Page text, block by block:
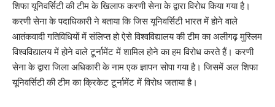
शिफा यूनिवर्सिटी की टीम के खिलाफ करणी सेना के द्वारा विरोध किया गया है।
करणी सेना के पदाधिकारी ने बताया कि जिस यूनिवर्सिटी भारत में होने वाले
आतंकवादी गतिविधियों में संलिप्त हो ऐसे विश्वविद्यालय की टीम का अलीगढ़ मुस्लिम
विश्वविद्यालय में होने वाले टूर्नामेंट में शामिल होने का हम विरोध करते हैं। करणी
सेना के द्वारा जिला अधिकारी के नाम एक ज्ञापन सोपा गया है। जिसमें अल शिफा
यूनिवर्सिटी की टीम का क्रिकेट टूर्नामेंट में विरोध जताया है।